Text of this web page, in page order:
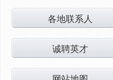
各地联系人
诚聘英才